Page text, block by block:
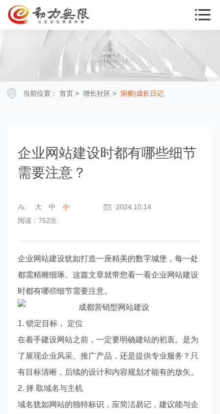
当前位置： 首页 > 增长社区 > 洞察|成长日记
企业网站建设时都有哪些细节
需要注意？
大 中 小
2024.10.14
阅读：752次
企业网站建设犹如打造一座精美的数字城堡，每一处
都需精雕细琢。这篇文章就带您看一看企业网站建设
时都有哪些细节需要注意。
1. 锁定目标， 定位
在着手建设网站之前，一定要明确建站的初衷。是为
了展现企业风采、推广产品，还是提供专业服务？只
有目标清晰，后续的设计和内容规划才能有的放矢。
2. 择 取域名与主机
域名犹如网站的独特标识，应简洁易记，建议能与企